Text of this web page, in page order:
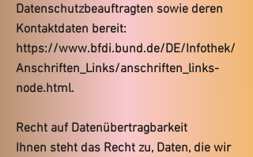
Datenschutzbeauftragten sowie deren
Kontaktdaten bereit:
https://www.bfdi.bund.de/DE/Infothek/
Anschriften_Links/anschriften_links-
node.html.
Recht auf Datenübertragbarkeit
Ihnen steht das Recht zu, Daten, die wir